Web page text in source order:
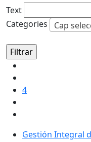
Text
Categories
Cap
4
Gestión Integral